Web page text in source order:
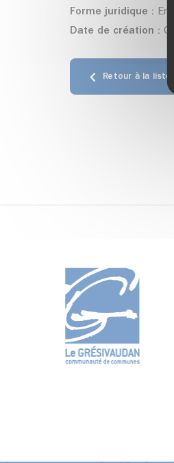
Forme juridique :
Date de création :
Retour à la liste